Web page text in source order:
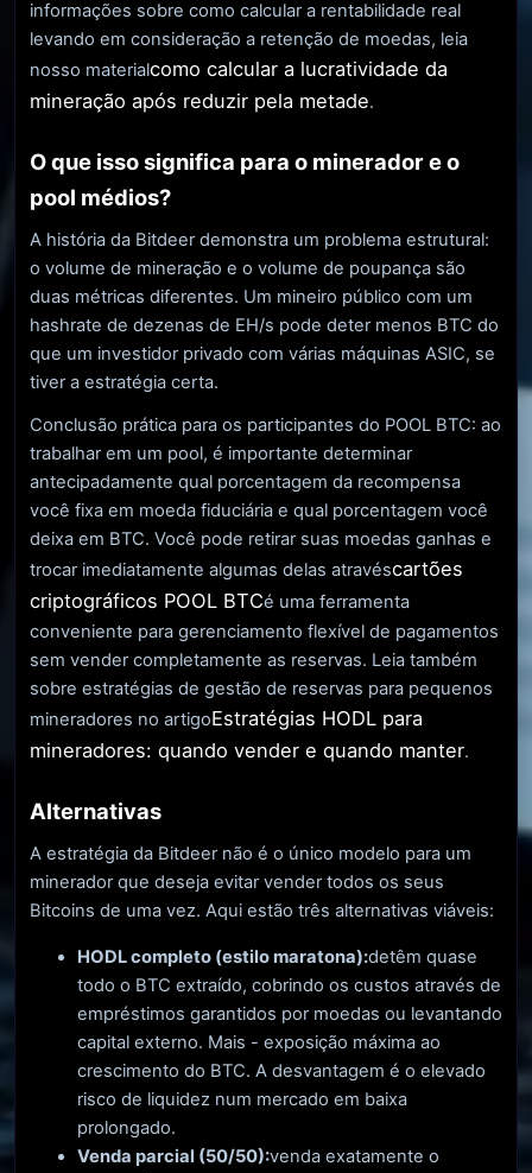
informações sobre como calcular a rentabilidade real
levando em consideração a retenção de moedas, leia
nosso materialcomo calcular a lucratividade da
mineração após reduzir pela metade.
O que isso significa para o minerador e o
pool médios?
A história da Bitdeer demonstra um problema estrutural:
o volume de mineração e o volume de poupança são
duas métricas diferentes. Um mineiro público com um
hashrate de dezenas de EH/s pode deter menos BTC do
que um investidor privado com várias máquinas ASIC, se
tiver a estratégia certa.
Conclusão prática para os participantes do POOL BTC: ao
trabalhar em um pool, é importante determinar
antecipadamente qual porcentagem da recompensa
você fixa em moeda fiduciária e qual porcentagem você
deixa em BTC. Você pode retirar suas moedas ganhas e
trocar imediatamente algumas delas atravéscartões
criptográficos POOL BTCé uma ferramenta
conveniente para gerenciamento flexível de pagamentos
sem vender completamente as reservas. Leia também
sobre estratégias de gestão de reservas para pequenos
mineradores no artigoEstratégias HODL para
mineradores: quando vender e quando manter.
Alternativas
A estratégia da Bitdeer não é o único modelo para um
minerador que deseja evitar vender todos os seus
Bitcoins de uma vez. Aqui estão três alternativas viáveis:
HODL completo (estilo maratona):detêm quase
todo o BTC extraído, cobrindo os custos através de
empréstimos garantidos por moedas ou levantando
capital externo. Mais - exposição máxima ao
crescimento do BTC. A desvantagem é o elevado
risco de liquidez num mercado em baixa
prolongado.
Venda parcial (50/50):venda exatamente o